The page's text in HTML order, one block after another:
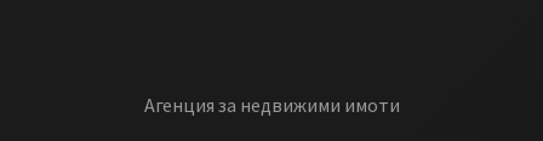
Агенция за недвижими имоти